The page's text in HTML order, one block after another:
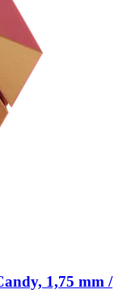
1,75 mm /